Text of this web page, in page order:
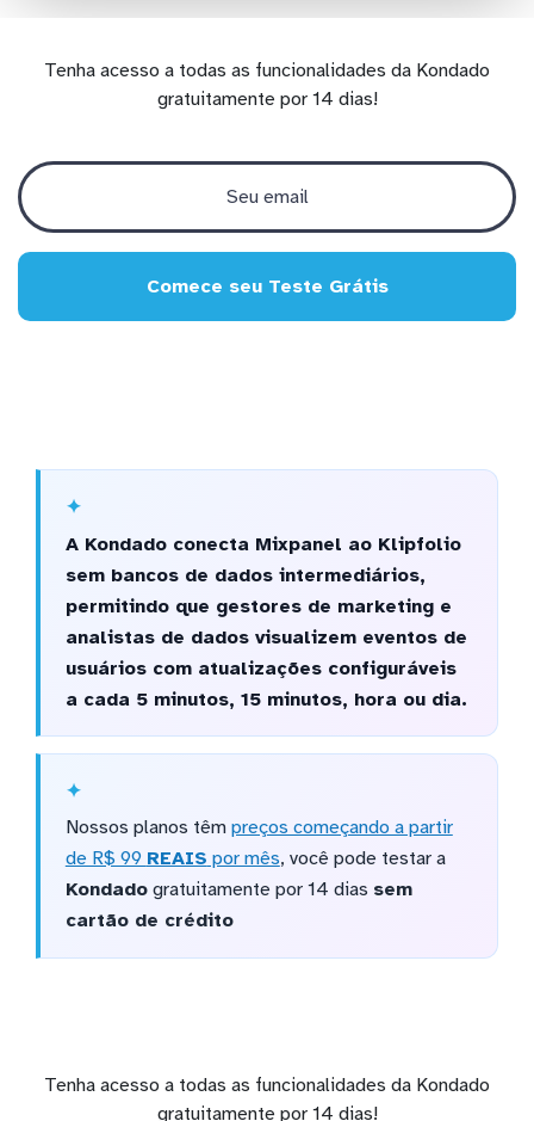
Tenha acesso a todas as funcionalidades da Kondado
gratuitamente por 14 dias!
Comece seu Teste Grátis
A Kondado conecta Mixpanel ao Klipfolio
sem bancos de dados intermediários,
permitindo que gestores de marketing e
analistas de dados visualizem eventos de
usuários com atualizações configuráveis
a cada 5 minutos, 15 minutos, hora ou dia.
Nossos planos têm preços começando a partir
de R$ 99 REAIS por mês, você pode testar a
Kondadogratuitamente por 14 dias sem
cartão de crédito
Tenha acesso a todas as funcionalidades da Kondado
gratuitamente por 14 dias!